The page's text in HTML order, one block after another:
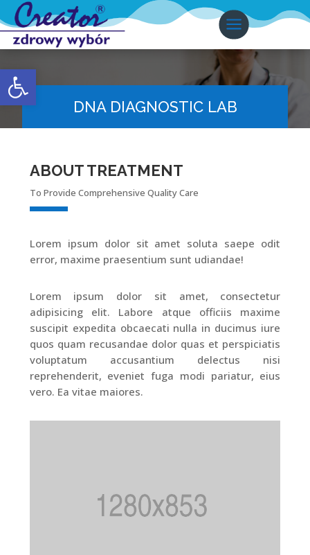
Otwórz pasek narzędzi
DNA DIAGNOSTIC LAB
ABOUT TREATMENT
To Provide Comprehensive Quality Care
Lorem ipsum dolor sit amet soluta saepe odit
error, maxime praesentium sunt udiandae!
Lorem ipsum dolor sit amet, consectetur
adipisicing elit. Labore atque officiis maxime
suscipit expedita obcaecati nulla in ducimus iure
quos quam recusandae dolor quas et perspiciatis
voluptatum accusantium delectus nisi
reprehenderit, eveniet fuga modi pariatur, eius
vero. Ea vitae maiores.